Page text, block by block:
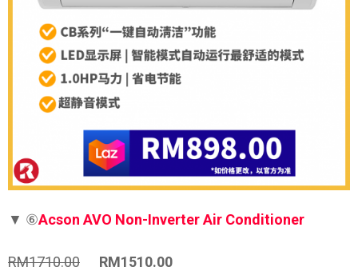
▼ ⑥Acson AVO Non-Inverter Air Conditioner
RM1710.00 RM1510.00